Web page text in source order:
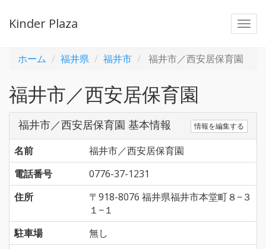
Kinder Plaza
ホーム 福井県 福井市 福井市／西安居保育園
福井市／西安居保育園
福井市／西安居保育園 基本情報 情報を編集する
名前
福井市／西安居保育園
電話番号
0776-37-1231
住所
〒918-8076 福井県福井市本堂町８−３
１−１
駐車場
無し